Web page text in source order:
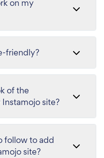
on my
friendly?
of the
site?
follow to add
site?